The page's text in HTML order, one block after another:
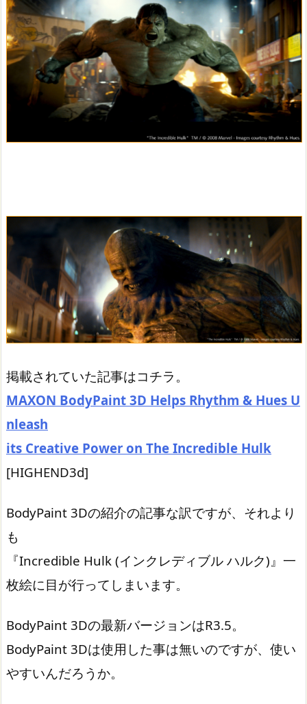
掲載されていた記事はコチラ。
MAXON BodyPaint 3D Helps Rhythm & Hues U
nleash
its Creative Power on The Incredible Hulk
[HIGHEND3d]
BodyPaint 3Dの紹介の記事な訳ですが、それより
も
『Incredible Hulk (インクレディブル ハルク)』一
枚絵に目が行ってしまいます。
BodyPaint 3Dの最新バージョンはR3.5。
BodyPaint 3Dは使用した事は無いのですが、使い
やすいんだろうか。